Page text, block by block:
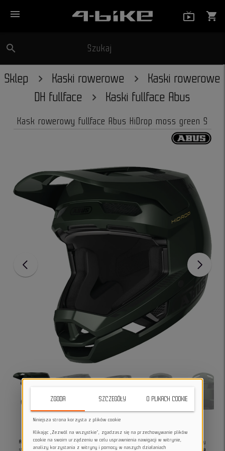
menu shopping_cart
search Szukaj
Sklep Kaski rowerowe
Kaski rowerowe
DH fullface
Kaski fullface Abus
Kask rowerowy fullface Abus HiDrop moss green S
Abus HiDrop moss green Sto profesjonalny kask fullface dla riderów MTB, którzy
stawiają na bezpieczeństwo bez kompromisów. Zapewnia pełną osłonę głowy, solidną
ZGODA SZCZEGÓŁY O PLIKACH COOKIE
Niniejsza strona korzysta z plików cookie
Klikając „Zezwól na wszystkie”, zgadzasz się na przechowywanie plików
cookie na swoim urządzeniu w celu usprawnienia nawigacji w witrynie,
analizy korzystania z witryny i pomocy w naszych działaniach